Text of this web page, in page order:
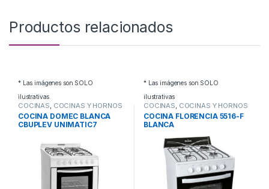
Productos relacionados
* Las imágenes son SOLO
ilustrativas
COCINAS COCINAS Y HORNOS
COCINA DOMEC BLANCA
CBUPLEV UNIMATIC7
* Las imágenes son SOLO
ilustrativas
COCINAS COCINAS Y HORNOS
COCINA FLORENCIA 5516-F
BLANCA